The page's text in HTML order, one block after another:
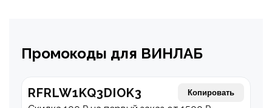
Промокоды для ВИНЛАБ
RFRLW1KQ3DIOK3 Копировать